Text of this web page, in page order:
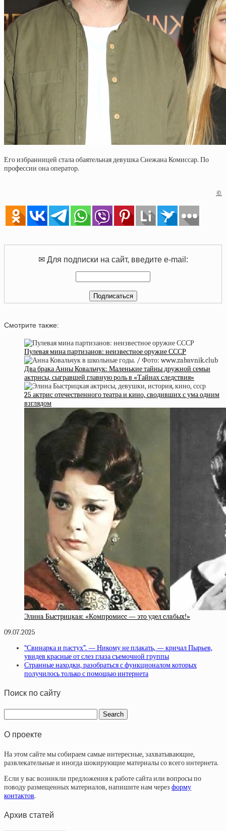
Его избранницей стала обаятельная девушка Снежана Комиссар. По
профессии она оператор.
©
✉ Для подписки на сайт, введите e-mail:
Смотрите также:
Пулевая мина партизанов: неизвестное оружие СССР
Два брака Анны Ковальчук: Маленькие тайны дружной семьи
актрисы, сыгравшей главную роль в «Тайнах следствия»
25 актрис отечественного театра и кино, сводивших с ума одним
взглядом
Элинa Быcтpицкaя: «Кoмпpoмиcc — этo удeл cлaбыx!»
09.07.2025
“Свинарка и пастух”. — Никому не плакать, — кричал Пырьев,
увидев красные от слез глаза съемочной группы
Странные находки, разобраться с функционалом которых
получилось только с помощью интернета
Поиск по сайту
О проекте
На этом сайте мы собираем самые интересные, захватывающие,
развлекательные и иногда шокирующие материалы со всего интернета.
Если у вас возникли предложения к работе сайта или вопросы по
поводу размещенных материалов, напишите нам через форму
контактов.
Архив статей